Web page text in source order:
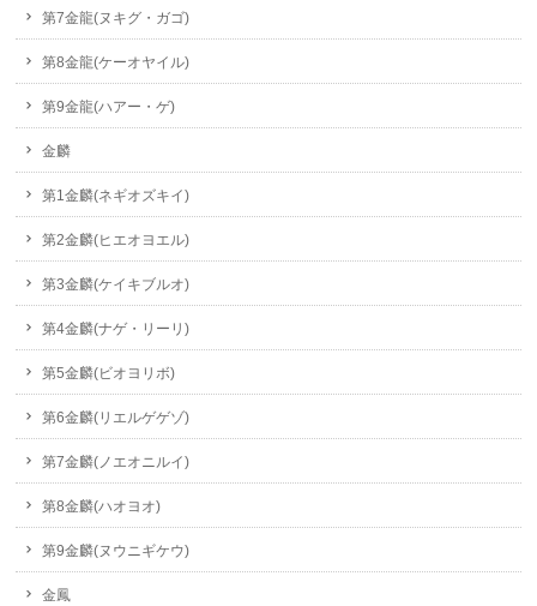
第7金龍(ヌキグ・ガゴ)
第8金龍(ケーオヤイル)
第9金龍(ハアー・ゲ)
金麟
第1金麟(ネギオズキイ)
第2金麟(ヒエオヨエル)
第3金麟(ケイキブルオ)
第4金麟(ナゲ・リーリ)
第5金麟(ビオヨリボ)
第6金麟(リエルゲゲゾ)
第7金麟(ノエオニルイ)
第8金麟(ハオヨオ)
第9金麟(ヌウニギケウ)
金鳳